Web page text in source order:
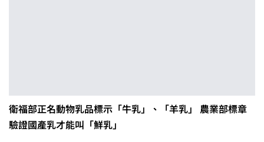
衛福部正名動物乳品標示「牛乳」、「羊乳」 農業部標章
驗證國產乳才能叫「鮮乳」